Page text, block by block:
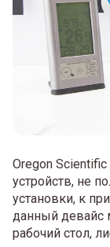
Oregon Scientific
устройств, не
установки, к
данный девайс
рабочий стол,